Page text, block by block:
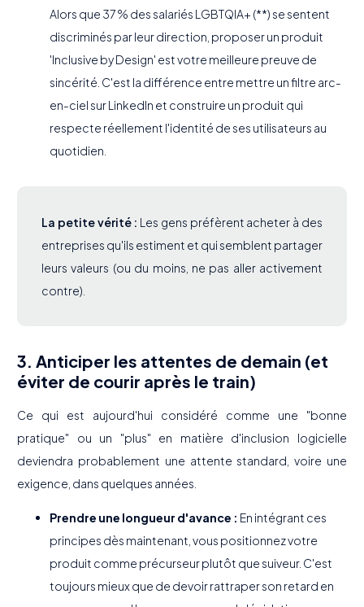
Alors que 37 % des salariés LGBTQIA+ (**) se sentent
discriminés par leur direction, proposer un produit
'Inclusive by Design' est votre meilleure preuve de
sincérité. C'est la différence entre mettre un filtre arc-
en-ciel sur LinkedIn et construire un produit qui
respecte réellement l'identité de ses utilisateurs au
quotidien.
La petite vérité : Les gens préfèrent acheter à des
entreprises qu'ils estiment et qui semblent partager
leurs valeurs (ou du moins, ne pas aller activement
contre).
3. Anticiper les attentes de demain (et
éviter de courir après le train)
Ce qui est aujourd'hui considéré comme une "bonne
pratique" ou un "plus" en matière d'inclusion logicielle
deviendra probablement une attente standard, voire une
exigence, dans quelques années.
Prendre une longueur d'avance : En intégrant ces
principes dès maintenant, vous positionnez votre
produit comme précurseur plutôt que suiveur. C'est
toujours mieux que de devoir rattraper son retard en